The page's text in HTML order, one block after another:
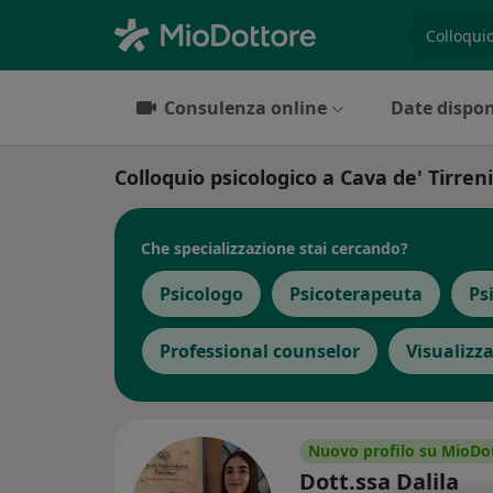
Consulenza online Date
Colloquio psicologico a Cava de'
Che specializzazione stai cercando?
Psicologo Psicoterapeuta
Professional counselor
Nuovo profilo su
Dott.ssa Dalila